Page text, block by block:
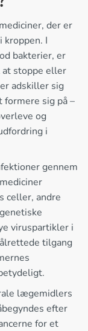
der er
I
bakterier, er
stoppe eller
adskiller sig
sig på –
og
i
gennem
celler, andre
viruspartikler i
tilgang
lægemidlers
efter
for et